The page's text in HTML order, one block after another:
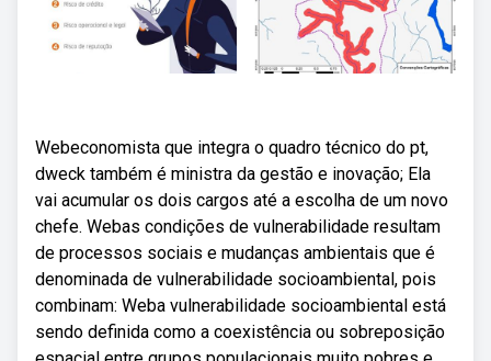
Webeconomista que integra o quadro técnico do pt,
dweck também é ministra da gestão e inovação; Ela
vai acumular os dois cargos até a escolha de um novo
chefe. Webas condições de vulnerabilidade resultam
de processos sociais e mudanças ambientais que é
denominada de vulnerabilidade socioambiental, pois
combinam: Weba vulnerabilidade socioambiental está
sendo definida como a coexistência ou sobreposição